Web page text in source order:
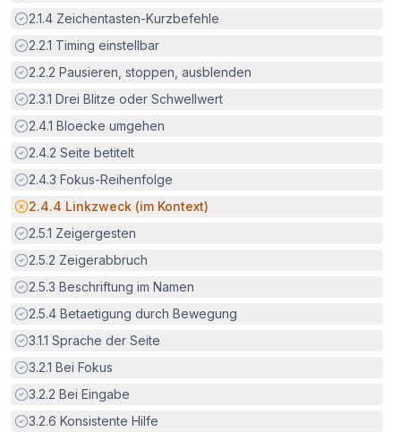
Erfüllt:
2.1.4 Zeichentasten-Kurzbefehle
Erfüllt:
2.2.1 Timing einstellbar
Erfüllt:
2.2.2 Pausieren, stoppen, ausblenden
Erfüllt:
2.3.1 Drei Blitze oder Schwellwert
Erfüllt:
2.4.1 Bloecke umgehen
Erfüllt:
2.4.2 Seite betitelt
Erfüllt:
2.4.3 Fokus-Reihenfolge
Potenzielle Barriere:
2.4.4 Linkzweck (im Kontext)
Erfüllt:
2.5.1 Zeigergesten
Erfüllt:
2.5.2 Zeigerabbruch
Erfüllt:
2.5.3 Beschriftung im Namen
Erfüllt:
2.5.4 Betaetigung durch Bewegung
Erfüllt:
3.1.1 Sprache der Seite
Erfüllt:
3.2.1 Bei Fokus
Erfüllt:
3.2.2 Bei Eingabe
Erfüllt:
3.2.6 Konsistente Hilfe